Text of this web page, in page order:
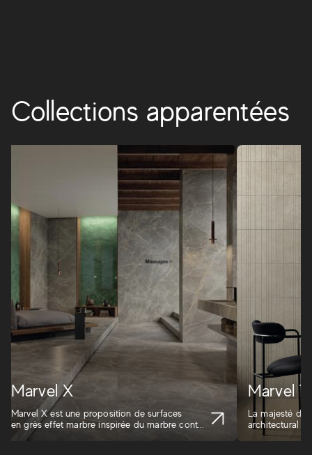
Collections apparentées
Marvel X
Marvel X est une proposition de surfaces
en grès effet marbre inspirée du marbre cont...
Marvel
La majesté du
architectural